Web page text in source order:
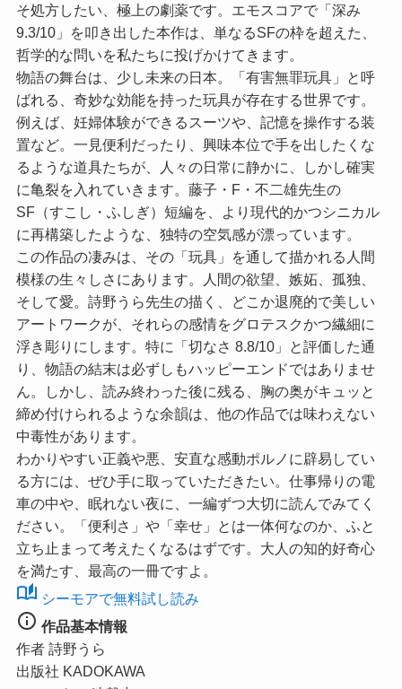
そ処方したい、極上の劇薬です。エモスコアで「深み
9.3/10」
を叩き出した本作は、単なるSFの枠を超えた、
哲学的な問いを私たちに投げかけてきます。
物語の舞台は、少し未来の日本。「有害無罪玩具」と呼
ばれる、奇妙な効能を持った玩具が存在する世界です。
例えば、妊婦体験ができるスーツや、記憶を操作する装
置など。一見便利だったり、興味本位で手を出したくな
るような道具たちが、人々の日常に静かに、しかし確実
に亀裂を入れていきます。藤子・F・不二雄先生の
SF（すこし・ふしぎ）短編を、より現代的かつシニカル
に再構築したような、独特の空気感が漂っています。
この作品の凄みは、その「玩具」を通して描かれる人間
模様の生々しさにあります。人間の欲望、嫉妬、孤独、
そして愛。詩野うら先生の描く、どこか退廃的で美しい
アートワークが、それらの感情をグロテスクかつ繊細に
浮き彫りにします。特に
「切なさ 8.8/10」
と評価した通
り、物語の結末は必ずしもハッピーエンドではありませ
ん。しかし、読み終わった後に残る、胸の奥がキュッと
締め付けられるような余韻は、他の作品では味わえない
中毒性があります。
わかりやすい正義や悪、安直な感動ポルノに辟易してい
る方には、ぜひ手に取っていただきたい。仕事帰りの電
車の中や、眠れない夜に、一編ずつ大切に読んでみてく
ださい。「便利さ」や「幸せ」とは一体何なのか、ふと
立ち止まって考えたくなるはずです。大人の知的好奇心
を満たす、最高の一冊ですよ。
auto_stories シーモアで無料試し読み
info 作品基本情報
作者 詩野うら
出版社 KADOKAWA